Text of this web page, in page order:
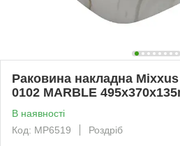
Раковина накладна
0102 MARBLE
В наявності
Код: MP6519
Роздріб